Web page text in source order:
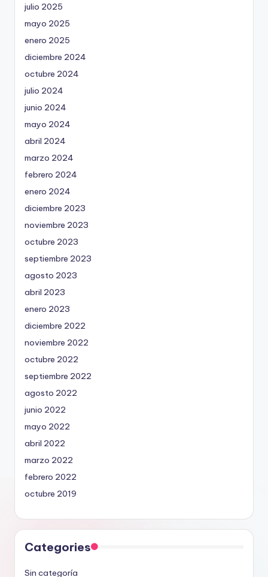
julio 2025
mayo 2025
enero 2025
diciembre 2024
octubre 2024
julio 2024
junio 2024
mayo 2024
abril 2024
marzo 2024
febrero 2024
enero 2024
diciembre 2023
noviembre 2023
octubre 2023
septiembre 2023
agosto 2023
abril 2023
enero 2023
diciembre 2022
noviembre 2022
octubre 2022
septiembre 2022
agosto 2022
junio 2022
mayo 2022
abril 2022
marzo 2022
febrero 2022
octubre 2019
Categories
Sin categoría